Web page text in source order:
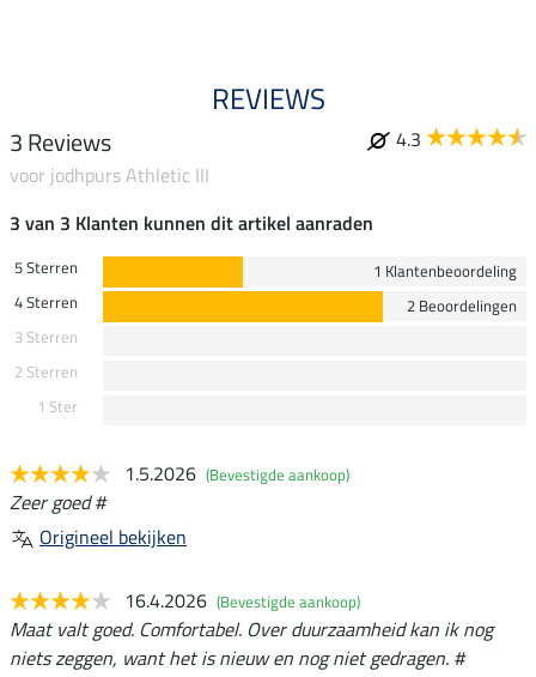
REVIEWS
3 Reviews
4.3
voor jodhpurs Athletic III
3 van 3 Klanten kunnen dit artikel aanraden
5 Sterren
1 Klantenbeoordeling
4 Sterren
2 Beoordelingen
3 Sterren
2 Sterren
1 Ster
1.5.2026 (Bevestigde aankoop)
Zeer goed #
Origineel bekijken
16.4.2026 (Bevestigde aankoop)
Maat valt goed. Comfortabel. Over duurzaamheid kan ik nog
niets zeggen, want het is nieuw en nog niet gedragen. #